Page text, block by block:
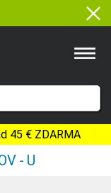
45 € ZDARMA
- U